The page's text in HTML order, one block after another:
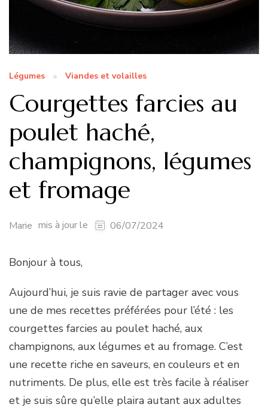
Légumes Viandes et volailles
Courgettes farcies au
poulet haché,
champignons, légumes
et fromage
Marie mis à jour le 06/07/2024
Bonjour à tous,
Aujourd’hui, je suis ravie de partager avec vous
une de mes recettes préférées pour l’été : les
courgettes farcies au poulet haché, aux
champignons, aux légumes et au fromage. C’est
une recette riche en saveurs, en couleurs et en
nutriments. De plus, elle est très facile à réaliser
et je suis sûre qu’elle plaira autant aux adultes